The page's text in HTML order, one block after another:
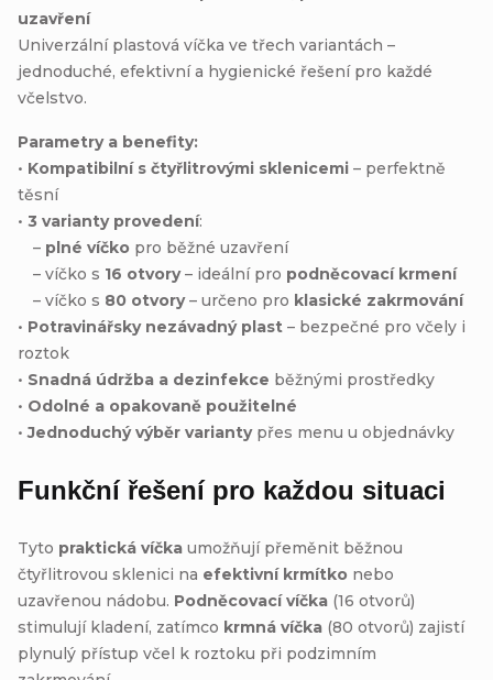
uzavření
Univerzální plastová víčka ve třech variantách –
jednoduché, efektivní a hygienické řešení pro každé
včelstvo.
Parametry a benefity:
• Kompatibilní s čtyřlitrovými sklenicemi – perfektně
těsní
• 3 varianty provedení:
– plné víčko pro běžné uzavření
– víčko s 16 otvory– ideální pro podněcovací krmení
– víčko s 80 otvory– určeno pro klasické zakrmování
• Potravinářsky nezávadný plast – bezpečné pro včely i
roztok
• Snadná údržba a dezinfekce běžnými prostředky
• Odolné a opakovaně použitelné
•Jednoduchý výběr variantypřes menu u objednávky
Funkční řešení pro každou situaci
Tyto praktická víčka umožňují přeměnit běžnou
čtyřlitrovou sklenici na efektivní krmítko nebo
uzavřenou nádobu. Podněcovací víčka (16 otvorů)
stimulují kladení, zatímco krmná víčka (80 otvorů) zajistí
plynulý přístup včel k roztoku při podzimním